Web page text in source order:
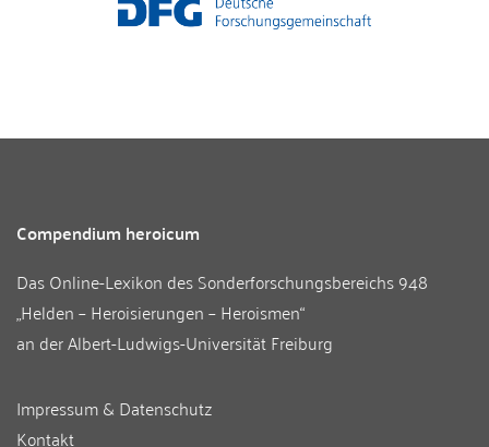
Compendium heroicum
Das Online-Lexikon desSonderforschungsbereichs 948
„Helden – Heroisierungen – Heroismen“
an derAlbert-Ludwigs-Universität Freiburg
Impressum & Datenschutz
Kontakt